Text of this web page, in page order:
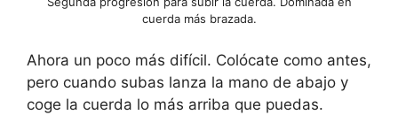
cuerda más brazada.
Ahora un poco más difícil. Colócate como antes,
pero cuando subas lanza la mano de abajo y
coge la cuerda lo más arriba que puedas.